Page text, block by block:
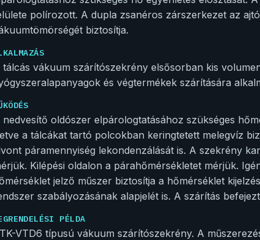
polírozott. A dupla zsanéros zárszerkezet az
biztosítja.
tálcás vákuum szárítószekrény elsősorban kis
és végtermékek szárítására
nedvesítő oldószer elpárologtatásához szükséges
a tálcákat tartó polcokban keringtetett melegvíz
páramennyiség lekondenzálását is. A szekrény
Kilépési oldalon a párahőmérsékletet mérjük.
jelző műszer biztosítja a hőmérséklet
szabályozásának alapjelét is. A szárítás
PÉLDA
VTD6 típusú vákuum szárítószekrény. A